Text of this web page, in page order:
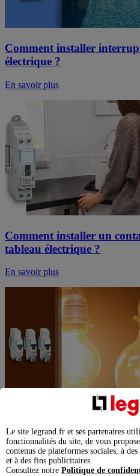
Comment installer
électrique ?
En savoir plus
Comment installer un
tableau électrique ?
En savoir plus
prise dans un tableau
En savoir plus
Le site legrand.fr et ses partenaires
fonctionnalités du site, de vous
contenus de plateformes sociales, à
et à des fins publicitaires.
Consultez notre Politique de